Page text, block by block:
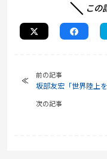
この
前の記事
坂部友宏「世界陸上
次の記事